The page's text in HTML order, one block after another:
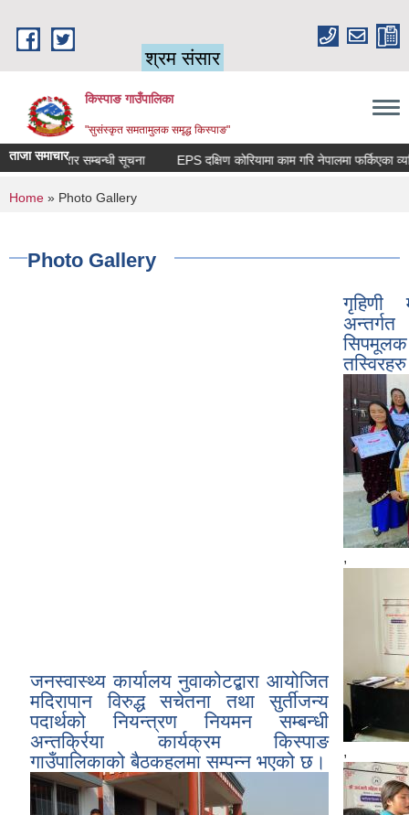
श्रम संसार
किस्पाङ गाउँपालिका
"सुसंस्कृत समतामुलक समृद्ध किस्पाङ"
ताजा समाचार
करार सम्बन्धी सूचना
You are here
Home » Photo Gallery
Photo Gallery
जनस्वास्थ्य कार्यालय नुवाकोटद्बारा आयोजित
मदिरापान विरुद्ध सचेतना तथा सुर्तीजन्य
पदार्थको नियन्त्रण नियमन सम्बन्धी
अन्तर्क्रिया कार्यक्रम किस्पाङ
गाउँपालिकाको बैठकहलमा सम्पन्न भएको छ।
गृहिणी
अन्तर्गत
तस्विरहरु
,
,